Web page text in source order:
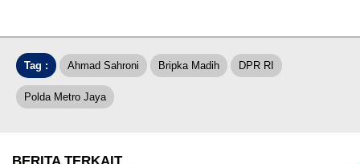
Tag : Ahmad Sahroni Bripka Madih DPR RI
Polda Metro Jaya